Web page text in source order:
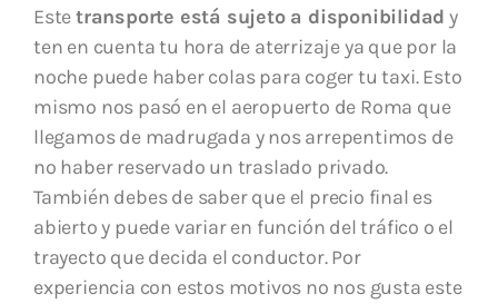
Estetransporte está sujeto a disponibilidad y
ten en cuenta tu hora de aterrizaje ya que por la
noche puede haber colas para coger tu taxi. Esto
mismo nos pasó en el aeropuerto de Roma que
llegamos de madrugada y nos arrepentimos de
no haber reservado un traslado privado.
También debes de saber que el precio final es
abierto y puede variar en función del tráfico o el
trayecto que decida el conductor. Por
experiencia con estos motivos no nos gusta este